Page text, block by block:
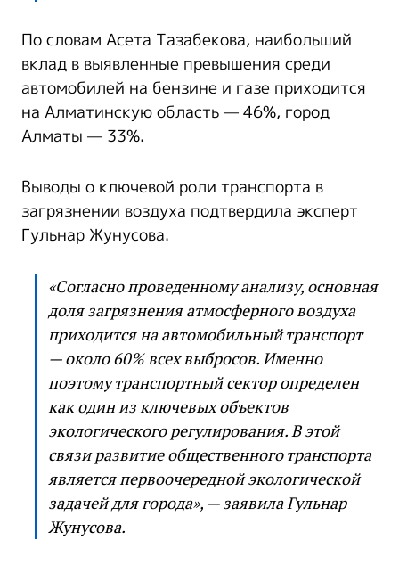
По словам Асета Тазабекова, наибольший
вклад в выявленные превышения среди
автомобилей на бензине и газе приходится
на Алматинскую область — 46%, город
Алматы — 33%.
Выводы о ключевой роли транспорта в
загрязнении воздуха подтвердила эксперт
Гульнар Жунусова.
«Согласно проведенному анализу, основная
доля загрязнения атмосферного воздуха
приходится на автомобильный транспорт
— около 60% всех выбросов. Именно
поэтому транспортный сектор определен
как один из ключевых объектов
экологического регулирования. В этой
связи развитие общественного транспорта
является первоочередной экологической
задачей для города», — заявила Гульнар
Жунусова.